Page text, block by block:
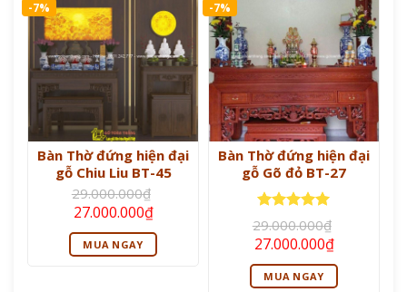
-7%
Bàn Thờ đứng hiện đại
gỗ Chiu Liu BT-45
29.000.000₫
Giá
gốc
là:
29.000.000₫.
27.000.000₫Giá
hiện
tại
là:
MUA NGAY
-7%
Bàn Thờ đứng hiện đại
gỗ Gõ đỏ BT-27
Được xếp
hạng55
sao
29.000.000₫
Giá
gốc
là:
29.000.000₫.
27.000.000₫Giá
hiện
tại
là:
MUA NGAY